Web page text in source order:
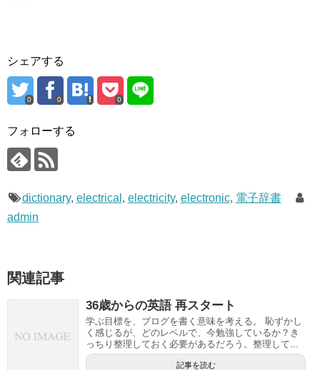
シェアする
0 0 0
フォローする
dictionary, electrical , electricity, electronic, 電子辞書
admin
関連記事
36歳からの英語 再スタート
学ぶ目標を、ブログを書く意味を考える。 恥ずかし
く感じるが、どのレベルで、今勉強しているか？き
っちり整理しておく必要があるだろう。整理して...
記事を読む